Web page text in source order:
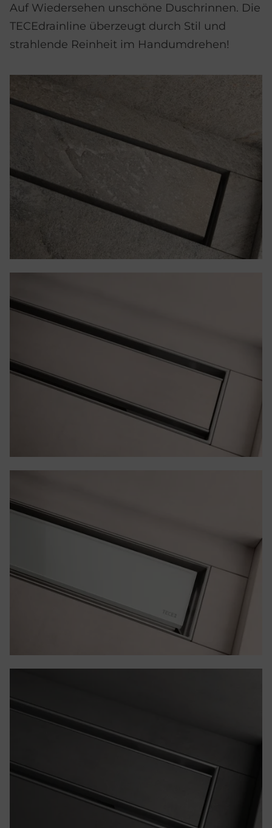
Auf Wiedersehen unschöne Duschrinnen. Die
TECEdrainline überzeugt durch Stil und
strahlende Reinheit im Handumdrehen!